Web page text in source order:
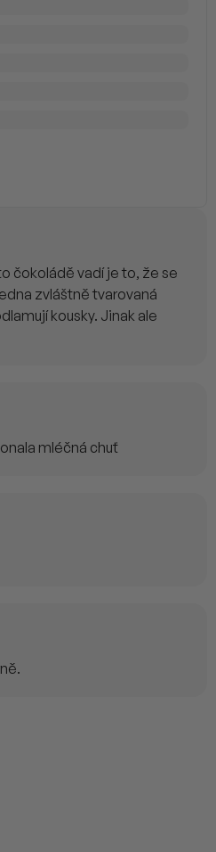
z 5 hvězdiček.
čokoládě vadí je to, že se
zvláštně tvarovaná
kousky. Jinak ale
z 5 hvězdiček.
mléčná chuť
z 5 hvězdiček.
z 5 hvězdiček.